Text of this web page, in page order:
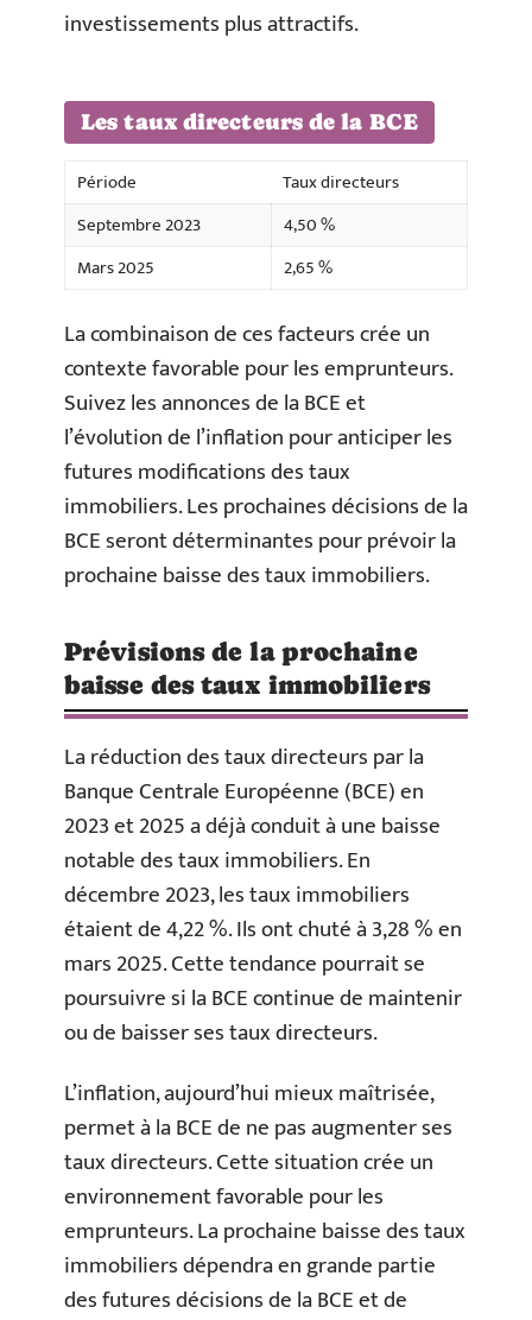
investissements plus attractifs.
Les taux directeurs de la BCE
Période
Taux directeurs
Septembre 2023
4,50 %
Mars 2025
2,65 %
La combinaison de ces facteurs crée un
contexte favorable pour les emprunteurs.
Suivez les annonces de la BCE et
l’évolution de l’inflation pour anticiper les
futures modifications des taux
immobiliers. Les prochaines décisions de la
BCE seront déterminantes pour prévoir la
prochaine baisse des taux immobiliers.
Prévisions de la prochaine
baisse des taux immobiliers
La réduction des taux directeurs par la
Banque Centrale Européenne (BCE) en
2023 et 2025 a déjà conduit à une baisse
notable des taux immobiliers. En
décembre 2023, les taux immobiliers
étaient de 4,22 %. Ils ont chuté à 3,28 % en
mars 2025. Cette tendance pourrait se
poursuivre si la BCE continue de maintenir
ou de baisser ses taux directeurs.
L’inflation, aujourd’hui mieux maîtrisée,
permet à la BCE de ne pas augmenter ses
taux directeurs. Cette situation crée un
environnement favorable pour les
emprunteurs. La prochaine baisse des taux
immobiliers dépendra en grande partie
des futures décisions de la BCE et de